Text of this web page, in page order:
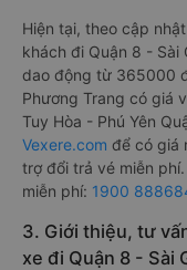
Hiện tại, theo cập
khách đi Quận 8 - Sài
dao động từ 365000
Phương Trang có giá
Tuy Hòa - Phú Yên
Vexere.com để có giá
trợ đổi trả vé miễn
miễn phí: 1900
3. Giới thiệu, tư
xe đi Quận 8 - Sài